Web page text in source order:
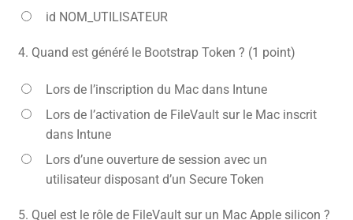
id NOM_UTILISATEUR
4. Quand est généré le Bootstrap Token ? (1 point)
Lors de l’inscription du Mac dans Intune
Lors de l’activation de FileVault sur le Mac inscrit
dans Intune
Lors d’une ouverture de session avec un
utilisateur disposant d’un Secure Token
5. Quel est le rôle de FileVault sur un Mac Apple silicon ?